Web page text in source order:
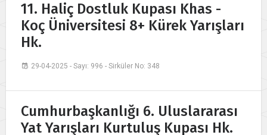
11. Haliç Dostluk Kupası Khas -
Koç Üniversitesi 8+ Kürek Yarışları
Hk.
29-04-2025 - Sayı: 996 - Sirküler No: 348
Cumhurbaşkanlığı 6. Uluslararası
Yat Yarışları Kurtuluş Kupası Hk.